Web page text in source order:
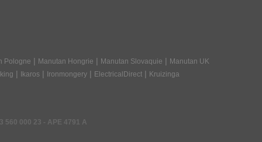
Pologne | Manutan Hongrie | Manutan Slovaquie | Manutan UK
| Ikaros | Ironmongery| ElectricalDirect| Kruizinga
560 000 23 - APE 4791 A